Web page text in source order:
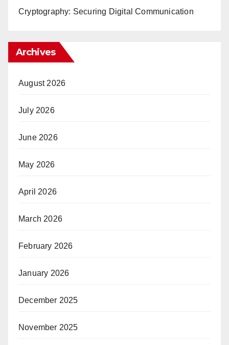
Cryptography: Securing Digital Communication
Archives
August 2026
July 2026
June 2026
May 2026
April 2026
March 2026
February 2026
January 2026
December 2025
November 2025